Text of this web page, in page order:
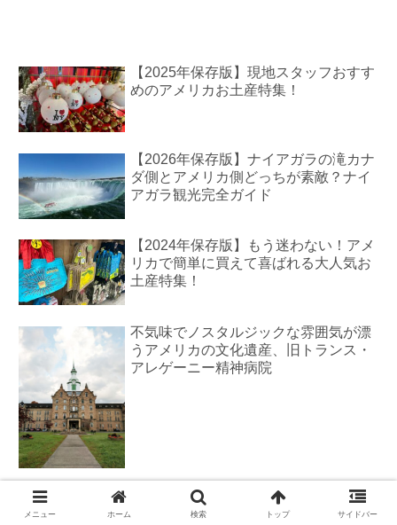
【2025年保存版】現地スタッフおすす
めのアメリカお土産特集！
【2026年保存版】ナイアガラの滝カナ
ダ側とアメリカ側どっちが素敵？ナイ
アガラ観光完全ガイド
【2024年保存版】もう迷わない！アメ
リカで簡単に買えて喜ばれる大人気お
土産特集！
不気味でノスタルジックな雰囲気が漂
うアメリカの文化遺産、旧トランス・
アレゲーニー精神病院
まだ間に合う！夏旅ラストミニッツセ
ール実施中！8月14日まで
メニュー ホーム 検索 トップ サイドバー